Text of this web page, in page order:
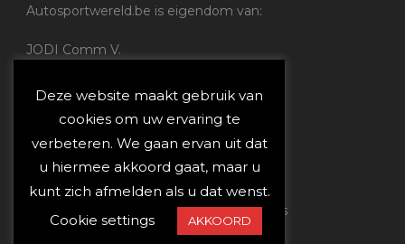
Autosportwereld.be is eigendom van:
JODI Comm V.
Nijverheidsstraat 70
2160 Wommelgem
Autosportwereld.be:
Redactie:joost@autosportwereld.be
Verantwoordelijke uitgever: Joost Custers
Deze website maakt gebruik van
cookies om uw ervaring te
verbeteren. We gaan ervan uit dat
u hiermee akkoord gaat, maar u
kunt zich afmelden als u dat wenst.
Cookie settings
AKKOORD